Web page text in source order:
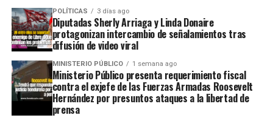
POLÍTICAS 3 días ago
Diputadas Sherly Arriaga y Linda Donaire
protagonizan intercambio de señalamientos tras
difusión de video viral
MINISTERIO PÚBLICO 1 semana ago
Ministerio Público presenta requerimiento fiscal
contra el exjefe de las Fuerzas Armadas Roosevelt
Hernández por presuntos ataques a la libertad de
prensa